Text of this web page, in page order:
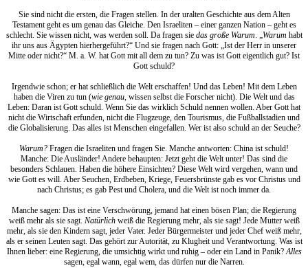
Sie sind nicht die ersten, die Fragen stellen. In der uralten Geschichte aus dem Alten
Testament geht es um genau das Gleiche. Den Israeliten – einer ganzen Nation – geht es
schlecht. Sie wissen nicht, was werden soll. Da fragen sie das große Warum. „Warum habt
ihr uns aus Ägypten hierhergeführt?“ Und sie fragen nach Gott: „Ist der Herr in unserer
Mitte oder nicht?“ M. a. W. hat Gott mit all dem zu tun? Zu was ist Gott eigentlich gut? Ist
Gott schuld?
Irgendwie schon; er hat schließlich die Welt erschaffen! Und das Leben! Mit dem Leben
haben die Viren zu tun (wie genau, wissen selbst die Forscher nicht). Die Welt und das
Leben: Daran ist Gott schuld. Wenn Sie das wirklich Schuld nennen wollen. Aber Gott hat
nicht die Wirtschaft erfunden, nicht die Flugzeuge, den Tourismus, die Fußballstadien und
die Globalisierung. Das alles ist Menschen eingefallen. Wer ist also schuld an der Seuche?
Warum? Fragen die Israeliten und fragen Sie. Manche antworten: China ist schuld!
Manche: Die Ausländer! Andere behaupten: Jetzt geht die Welt unter! Das sind die
besonders Schlauen. Haben die höhere Einsichten? Diese Welt wird vergehen, wann und
wie Gott es will. Aber Seuchen, Erdbeben, Kriege, Feuersbrünste gab es vor Christus und
nach Christus; es gab Pest und Cholera, und die Welt ist noch immer da.
Manche sagen: Das ist eine Verschwörung, jemand hat einen bösen Plan; die Regierung
weiß mehr als sie sagt. Natürlichweiß die Regierung mehr, als sie sagt! Jede Mutter weiß
mehr, als sie den Kindern sagt, jeder Vater. Jeder Bürgermeister und jeder Chef weiß mehr,
als er seinen Leuten sagt. Das gehört zur Autorität, zu Klugheit und Verantwortung. Was ist
Ihnen lieber: eine Regierung, die umsichtig wirkt und ruhig – oder ein Land in Panik?Alles
sagen, egal wann, egal wem, das dürfen nur die Narren.